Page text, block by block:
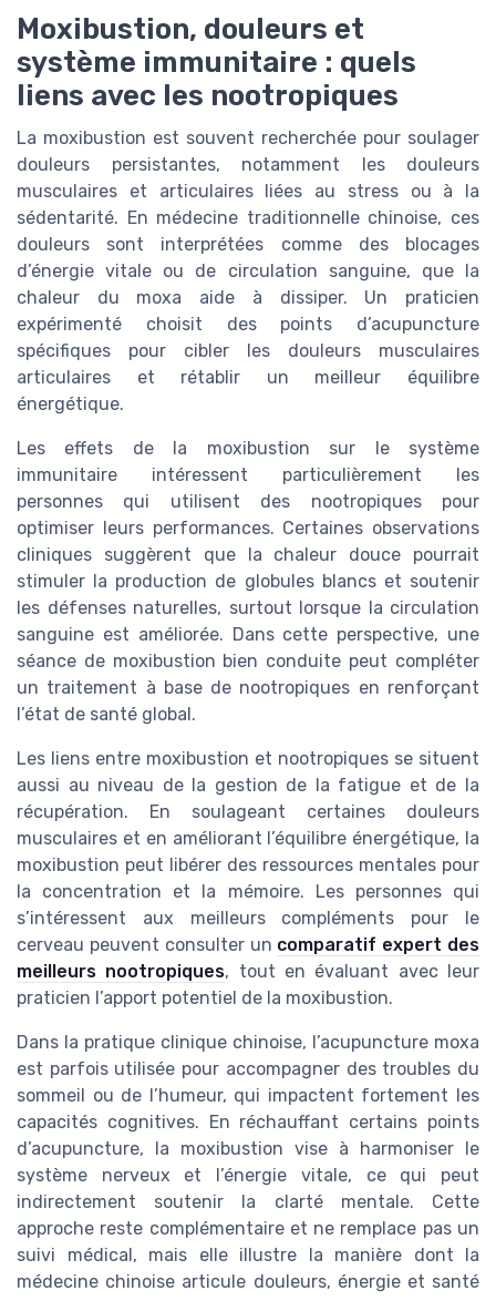
Moxibustion, douleurs et
système immunitaire : quels
liens avec les nootropiques
La moxibustion est souvent recherchée pour soulager
douleurs persistantes, notamment les douleurs
musculaires et articulaires liées au stress ou à la
sédentarité. En médecine traditionnelle chinoise, ces
douleurs sont interprétées comme des blocages
d’énergie vitale ou de circulation sanguine, que la
chaleur du moxa aide à dissiper. Un praticien
expérimenté choisit des points d’acupuncture
spécifiques pour cibler les douleurs musculaires
articulaires et rétablir un meilleur équilibre
énergétique.
Les effets de la moxibustion sur le système
immunitaire intéressent particulièrement les
personnes qui utilisent des nootropiques pour
optimiser leurs performances. Certaines observations
cliniques suggèrent que la chaleur douce pourrait
stimuler la production de globules blancs et soutenir
les défenses naturelles, surtout lorsque la circulation
sanguine est améliorée. Dans cette perspective, une
séance de moxibustion bien conduite peut compléter
un traitement à base de nootropiques en renforçant
l’état de santé global.
Les liens entre moxibustion et nootropiques se situent
aussi au niveau de la gestion de la fatigue et de la
récupération. En soulageant certaines douleurs
musculaires et en améliorant l’équilibre énergétique, la
moxibustion peut libérer des ressources mentales pour
la concentration et la mémoire. Les personnes qui
s’intéressent aux meilleurs compléments pour le
cerveau peuvent consulter un comparatif expert des
meilleurs nootropiques, tout en évaluant avec leur
praticien l’apport potentiel de la moxibustion.
Dans la pratique clinique chinoise, l’acupuncture moxa
est parfois utilisée pour accompagner des troubles du
sommeil ou de l’humeur, qui impactent fortement les
capacités cognitives. En réchauffant certains points
d’acupuncture, la moxibustion vise à harmoniser le
système nerveux et l’énergie vitale, ce qui peut
indirectement soutenir la clarté mentale. Cette
approche reste complémentaire et ne remplace pas un
suivi médical, mais elle illustre la manière dont la
médecine chinoise articule douleurs, énergie et santé